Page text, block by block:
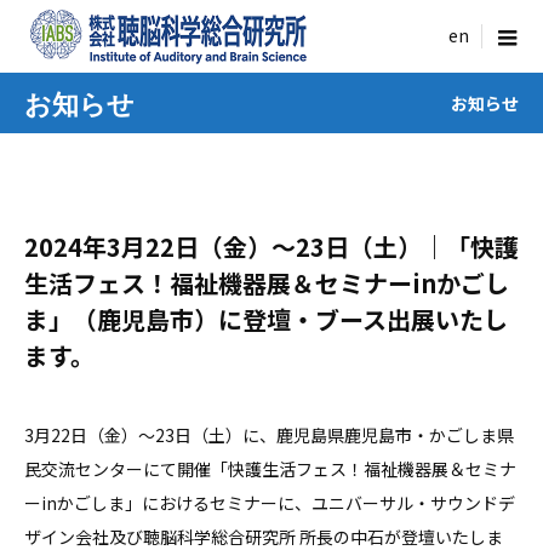
menu
お知らせ お知らせ
2024年3月22日（金）～23日（土）｜「快護
生活フェス！福祉機器展＆セミナーinかごし
ま」（鹿児島市）に登壇・ブース出展いたし
ます。
3月22日（金）〜23日（土）に、鹿児島県鹿児島市・かごしま県
民交流センターにて開催「快護生活フェス！福祉機器展＆セミナ
ーinかごしま」におけるセミナーに、ユニバーサル・サウンドデ
ザイン会社及び聴脳科学総合研究所 所長の中石が登壇いたしま